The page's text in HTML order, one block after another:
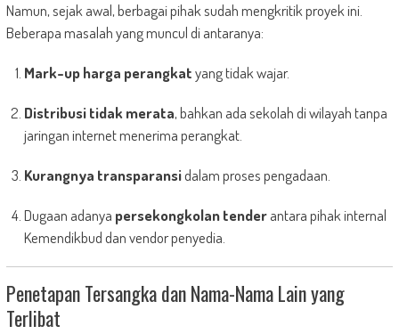
Namun, sejak awal, berbagai pihak sudah mengkritik proyek ini.
Beberapa masalah yang muncul di antaranya:
Mark-up harga perangkatyang tidak wajar.
Distribusi tidak merata, bahkan ada sekolah di wilayah tanpa
jaringan internet menerima perangkat.
Kurangnya transparansidalam proses pengadaan.
Dugaan adanya persekongkolan tenderantara pihak internal
Kemendikbud dan vendor penyedia.
Penetapan Tersangka dan Nama-Nama Lain yang
Terlibat